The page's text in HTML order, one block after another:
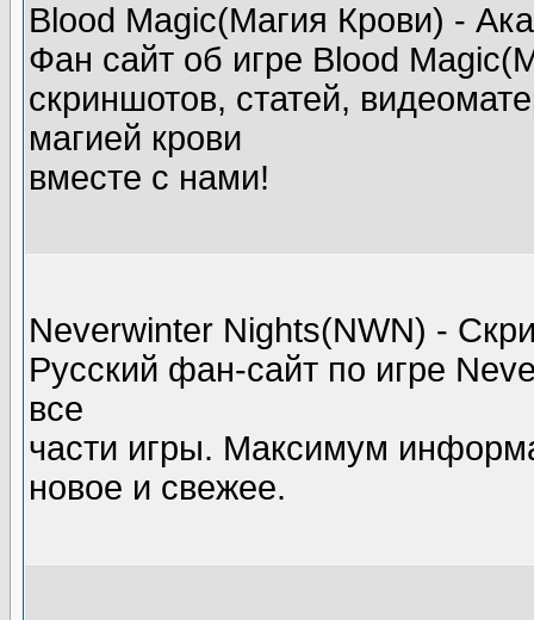
Blood Magic(Магия Крови) -
Фан сайт об игре Blood
скриншотов, статей,
магией крови
вместе с нами!
Neverwinter Nights(NWN) -
Русский фан-сайт по игре
все
части игры. Максимум
новое и свежее.